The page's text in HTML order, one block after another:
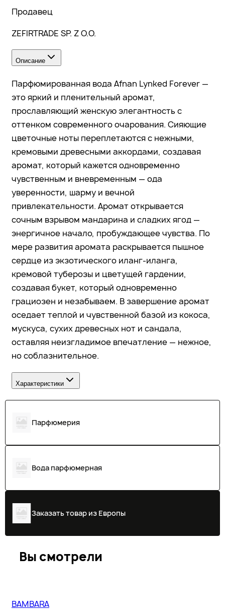
Продавец
ZEFIRTRADE SP. Z O.O.
Описание
Парфюмированная вода Afnan Lynked Forever —
это яркий и пленительный аромат,
прославляющий женскую элегантность с
оттенком современного очарования. Сияющие
цветочные ноты переплетаются с нежными,
кремовыми древесными аккордами, создавая
аромат, который кажется одновременно
чувственным и вневременным — ода
уверенности, шарму и вечной
привлекательности. Аромат открывается
сочным взрывом мандарина и сладких ягод —
энергичное начало, пробуждающее чувства. По
мере развития аромата раскрывается пышное
сердце из экзотического иланг-иланга,
кремовой туберозы и цветущей гардении,
создавая букет, который одновременно
грациозен и незабываем. В завершение аромат
оседает теплой и чувственной базой из кокоса,
мускуса, сухих древесных нот и сандала,
оставляя неизгладимое впечатление — нежное,
но соблазнительное.
Характеристики
Парфюмерия
Вода парфюмерная
Заказать товар из Европы
Вы смотрели
BAMBARA